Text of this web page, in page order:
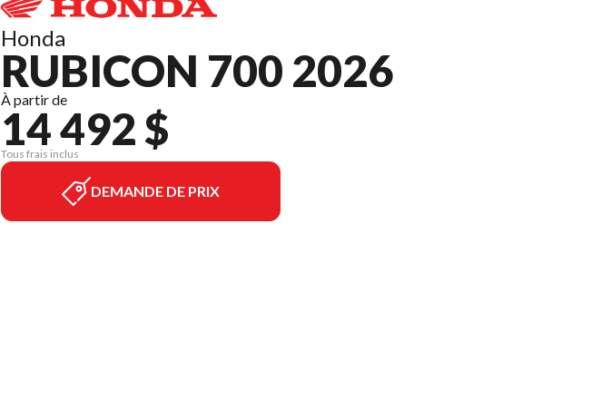
Honda
RUBICON 700 2026
À partir de
14 492 $
Tous frais inclus
DEMANDE DE PRIX